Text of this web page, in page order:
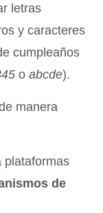
letras
y caracteres
cumpleaños
oabcde).
manera
plataformas
de